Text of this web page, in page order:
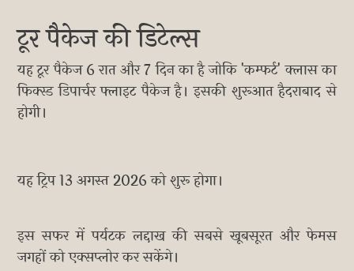
टूर पैकेज की डिटेल्स
यह टूर पैकेज 6 रात और 7 दिन का है जोकि 'कम्फर्ट' क्लास का
फिक्स्ड डिपार्चर फ्लाइट पैकेज है। इसकी शुरूआत हैदराबाद से
होगी।
यह ट्रिप 13 अगस्त 2026 को शुरू होगा।
इस सफर में पर्यटक लद्दाख की सबसे खूबसूरत और फेमस
जगहों को एक्सप्लोर कर सकेंगे।